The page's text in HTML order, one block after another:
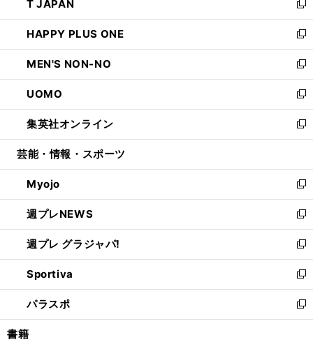
く
で
開
く
ド
ウ
で
開
く
ィ
ン
ド
ウ
で
開
く
い
ウ
ィ
ン
ド
ウ
で
開
く
T JAPAN
新
し
い
ウ
ィ
ン
ド
ウ
で
開
HAPPY PLUS ONE
新
し
い
ウ
ィ
ン
ド
ウ
開
く
MEN'S NON-NO
新
し
い
ウ
ィ
ン
ウ
で
開
く
UOMO
新
し
い
ウ
ン
ド
ウ
で
開
く
集英社オンライン
新
し
ウ
ィ
ン
ド
ウ
で
開
く
芸能・情報・スポーツ
Myojo
新
し
い
ウ
ィ
ン
ド
ウ
で
開
週プレNEWS
新
し
い
ウ
ィ
ン
ド
ウ
週プレ グラジャパ!
新
し
い
ウ
ィ
ン
Sportiva
新
し
い
ウ
パラスポ
新
し
書籍